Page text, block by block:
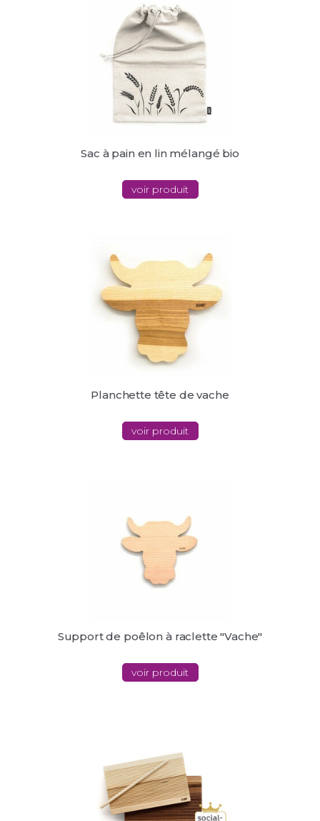
Sac à pain en lin mélangé bio
voir produit
Planchette tête de vache
voir produit
Support de poêlon à raclette "Vache"
voir produit